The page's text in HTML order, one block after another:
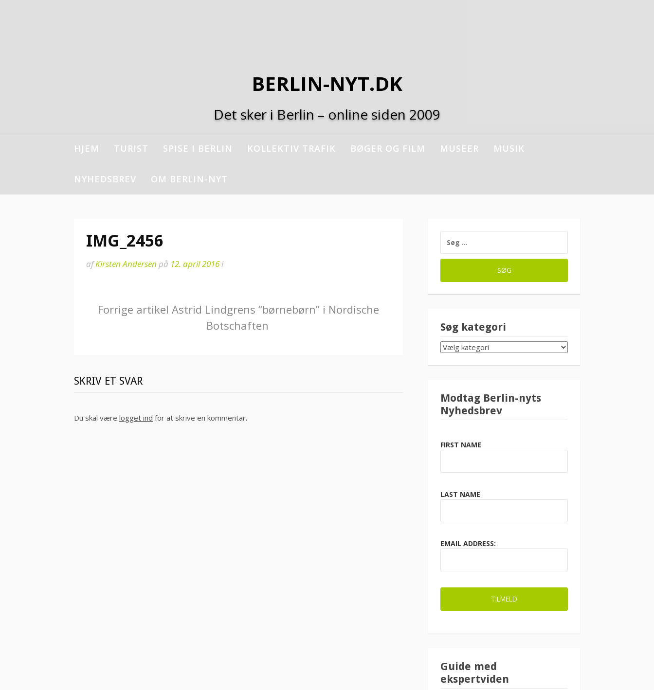
BERLIN-NYT.DK
Det sker i Berlin – online siden 2009
HJEM TURIST SPISE I BERLIN KOLLEKTIV TRAFIK BØGER OG FILM MUSEER MUSIK
NYHEDSBREV OM BERLIN-NYT
IMG_2456
afKirsten Andersen på 12. april 2016i
Læs
Forrige artikel Astrid Lindgrens “børnebørn” i Nordische
Botschaften
SKRIV ET SVAR
Du skal være logget ind for at skrive en kommentar.
EFTER:
Søg kategori
SØG
KATEGORI
Modtag Berlin-nyts
Nyhedsbrev
FIRST NAME
LAST NAME
EMAIL ADDRESS:
Guide med
ekspertviden